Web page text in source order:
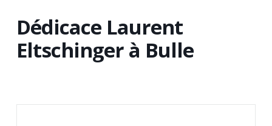
Dédicace Laurent
Eltschinger à Bulle